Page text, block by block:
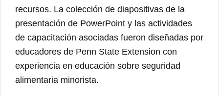
recursos. La colección de diapositivas de la
presentación de PowerPoint y las actividades
de capacitación asociadas fueron diseñadas por
educadores de Penn State Extension con
experiencia en educación sobre seguridad
alimentaria minorista.